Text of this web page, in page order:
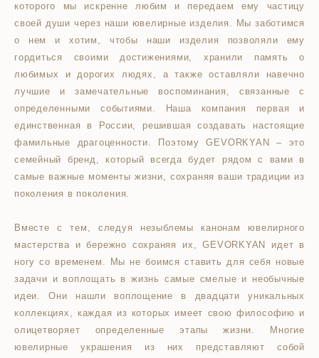
которого мы искренне любим и передаем ему частицу
своей души через наши ювелирные изделия. Мы заботимся
о нем и хотим, чтобы наши изделия позволяли ему
гордиться своими достижениями, хранили память о
любимых и дорогих людях, а также оставляли навечно
лучшие и замечательные воспоминания, связанные с
определенными событиями. Наша компания первая и
единственная в России, решившая создавать настоящие
фамильные драгоценности. Поэтому GEVORKYAN – это
семейный бренд, который всегда будет рядом с вами в
самые важные моменты жизни, сохраняя ваши традиции из
поколения в поколения.
Вместе с тем, следуя незыблемы канонам ювелирного
мастерства и бережно сохраняя их, GEVORKYAN идет в
ногу со временем. Мы не боимся ставить для себя новые
задачи и воплощать в жизнь самые смелые и необычные
идеи. Они нашли воплощение в двадцати уникальных
коллекциях, каждая из которых имеет свою философию и
олицетворяет определенные этапы жизни. Многие
ювелирные украшения из них представляют собой